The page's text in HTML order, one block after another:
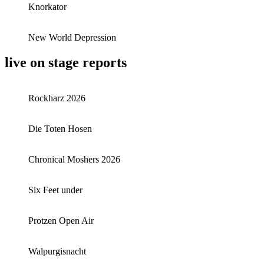
Knorkator
New World Depression
live on stage reports
Rockharz 2026
Die Toten Hosen
Chronical Moshers 2026
Six Feet under
Protzen Open Air
Walpurgisnacht